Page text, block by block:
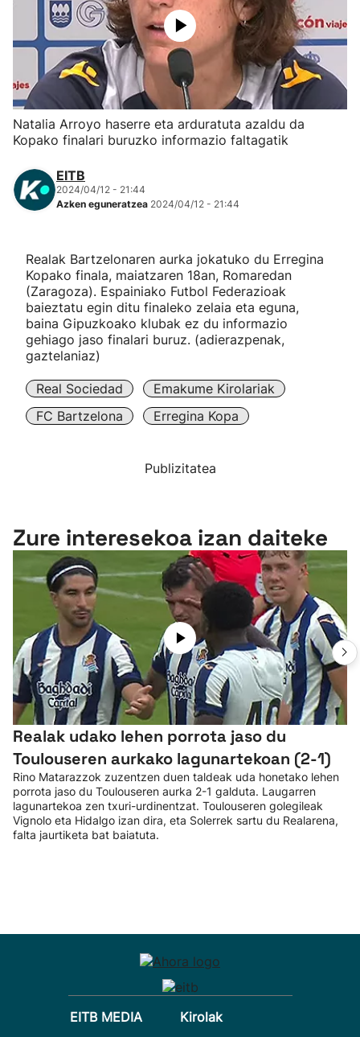
Herri-kirolak
Eskubaloia
Kirolak 360
Mendi-lasterketak
"Helmuga"
Natalia Arroyo haserre eta arduratuta azaldu da
Kopako finalari buruzko informazio faltagatik
EITB
2024/04/12 - 21:44
Azken eguneratzea 2024/04/12 - 21:44
Realak Bartzelonaren aurka jokatuko du Erregina
Kopako finala, maiatzaren 18an, Romaredan
(Zaragoza). Espainiako Futbol Federazioak
baieztatu egin ditu finaleko zelaia eta eguna,
baina Gipuzkoako klubak ez du informazio
gehiago jaso finalari buruz. (adierazpenak,
gaztelaniaz)
Real Sociedad
Emakume Kirolariak
FC Bartzelona
Erregina Kopa
Publizitatea
Zure interesekoa izan daiteke
Realak udako lehen porrota jaso du
Toulouseren aurkako lagunartekoan (2-1)
Rino Matarazzok zuzentzen duen taldeak uda honetako lehen
porrota jaso du Toulouseren aurka 2-1 galduta. Laugarren
lagunartekoa zen txuri-urdinentzat. Toulouseren golegileak
Vignolo eta Hidalgo izan dira, eta Solerrek sartu du Realarena,
falta jaurtiketa bat baiatuta.
EITB MEDIA
Kirolak